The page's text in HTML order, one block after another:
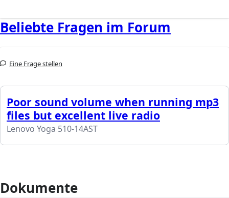
Beliebte Fragen im Forum
Eine Frage stellen
Poor sound volume when running mp3
files but excellent live radio
Lenovo Yoga 510-14AST
Dokumente